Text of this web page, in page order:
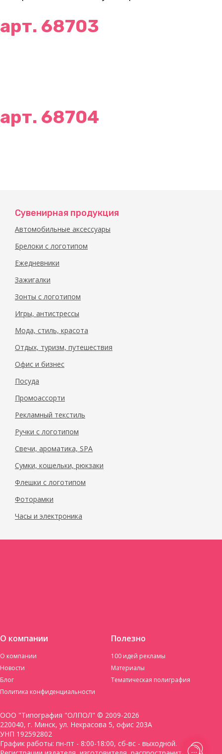
арт. 68703
арт. 68704
Сувенирная продукция
Автомобильные аксессуары
Брелоки с логотипом
Ежедневники
Зажигалки
Зонты с логотипом
Игры, антистрессы
Мода, стиль, красота
Отдых, туризм, путешествия
Офис и бизнес
Посуда
Промоассорти
Рекламный текстиль
Ручки с логотипом
Свечи, ароматика, SPA
Сумки, кошельки, рюкзаки
Флешки с логотипом
Фоторамки
Часы и электроника
О компании
О компании
Новости
Блог
Политика конфиденциальности
Полезно
100 идей рекламы
Материалы
Тематическая полиграфия
ООО "Типография "ОЛПОЛ" © 2009-2026
220040, г. Минск, ул. Некрасова 5, офис 203А
УНП 192592802
График работы: пн-пт - 8:00-18:00, сб-вс - выходной.